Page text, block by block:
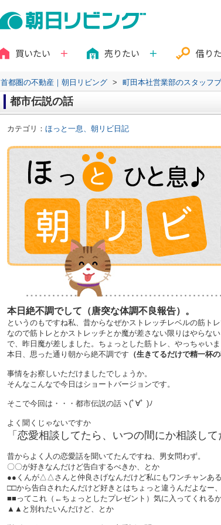
買いたい 売りたい 借り
首都圏の不動産｜朝日リビング > 町田本社営業部のスタッフ
都市伝説の話
カテゴリ： ほっと一息、朝リビ日記
本日絶不調でして（唐突な体調不良報告）。
というのもですね私、昔からなぜかストレッチレベルの筋ト
なので筋トレとかストレッチとか魔が差さない限りはやらな
で、昨日魔が差しました。ちょっとした筋トレ、やっちゃい
本日、思った通り朝から絶不調です （生きてるだけで精一杯
事情をお察しいただけましたでしょうか。
そんなこんなで今日はショートバージョンです。
そこで今回は・・・都市伝説の話ヽ(ﾟ∀ﾟ )ﾉ
よく聞くじゃないですか
「恋愛相談してたら、いつの間にか相談し
昔からよく人の恋愛話を聞いてたんですね、男女問わず。
〇〇が好きなんだけど告白するべきか、とか
●●くんが△△さんと仲良さげなんだけど私にもワンチャンあ
□□から告白されたんだけど好きとはちょっと違うんだよなー
■■ってこれ（←ちょっとしたプレゼント）気に入ってくれる
▲▲と別れたいんだけど、とか